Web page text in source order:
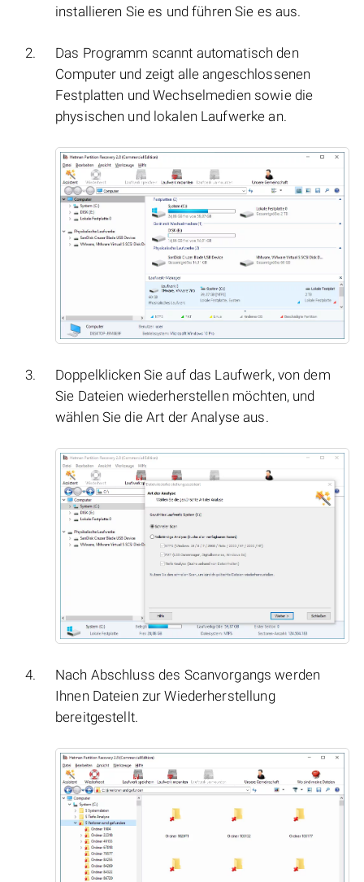
installieren Sie es und führen Sie es aus.
Das Programm scannt automatisch den
Computer und zeigt alle angeschlossenen
Festplatten und Wechselmedien sowie die
physischen und lokalen Laufwerke an.
Doppelklicken Sie auf das Laufwerk, von dem
Sie Dateien wiederherstellen möchten, und
wählen Sie die Art der Analyse aus.
Nach Abschluss des Scanvorgangs werden
Ihnen Dateien zur Wiederherstellung
bereitgestellt.